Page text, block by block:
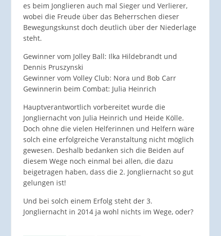
es beim Jonglieren auch mal Sieger und Verlierer,
wobei die Freude über das Beherrschen dieser
Bewegungskunst doch deutlich über der Niederlage
steht.
Gewinner vom Jolley Ball: Ilka Hildebrandt und
Dennis Pruszynski
Gewinner vom Volley Club: Nora und Bob Carr
Gewinnerin beim Combat: Julia Heinrich
Hauptverantwortlich vorbereitet wurde die
Jongliernacht von Julia Heinrich und Heide Kölle.
Doch ohne die vielen Helferinnen und Helfern wäre
solch eine erfolgreiche Veranstaltung nicht möglich
gewesen. Deshalb bedanken sich die Beiden auf
diesem Wege noch einmal bei allen, die dazu
beigetragen haben, dass die 2. Jongliernacht so gut
gelungen ist!
Und bei solch einem Erfolg steht der 3.
Jongliernacht in 2014 ja wohl nichts im Wege, oder?